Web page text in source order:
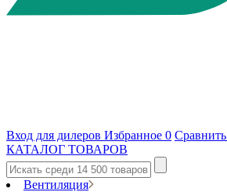
Вход для дилеров Избранное 0 Сравнить
КАТАЛОГ ТОВАРОВ
Вентиляция